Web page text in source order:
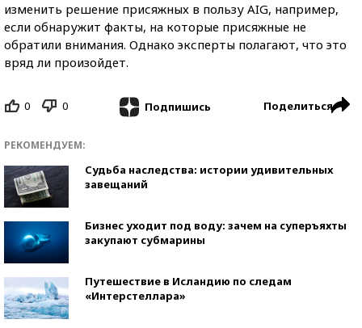
изменить решение присяжных в пользу AIG, например,
если обнаружит факты, на которые присяжные не
обратили внимания. Однако эксперты полагают, что это
вряд ли произойдет.
0 0 Подпишись Поделиться
РЕКОМЕНДУЕМ:
Судьба наследства: истории удивительных
завещаний
Бизнес уходит под воду: зачем на суперъяхты
закупают субмарины
Путешествие в Исландию по следам
«Интерстеллара»